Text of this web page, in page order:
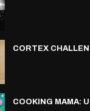
CORTEX
COOKING MAMA: